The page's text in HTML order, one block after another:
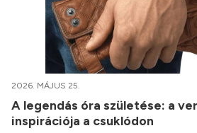
2026. MÁJUS 25.
A legendás óra születése: a
inspirációja a csuklódon